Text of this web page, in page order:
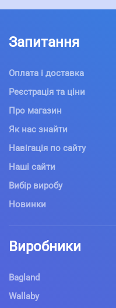
Запитання
Оплата і доставка
Реєстрація та ціни
Про магазин
Як нас знайти
Навігація по сайту
Наші сайти
Вибір виробу
Новинки
Виробники
Bagland
Wallaby